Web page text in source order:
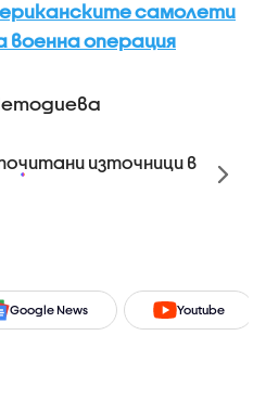
самолети
военна операция
източници в
Google News Youtube